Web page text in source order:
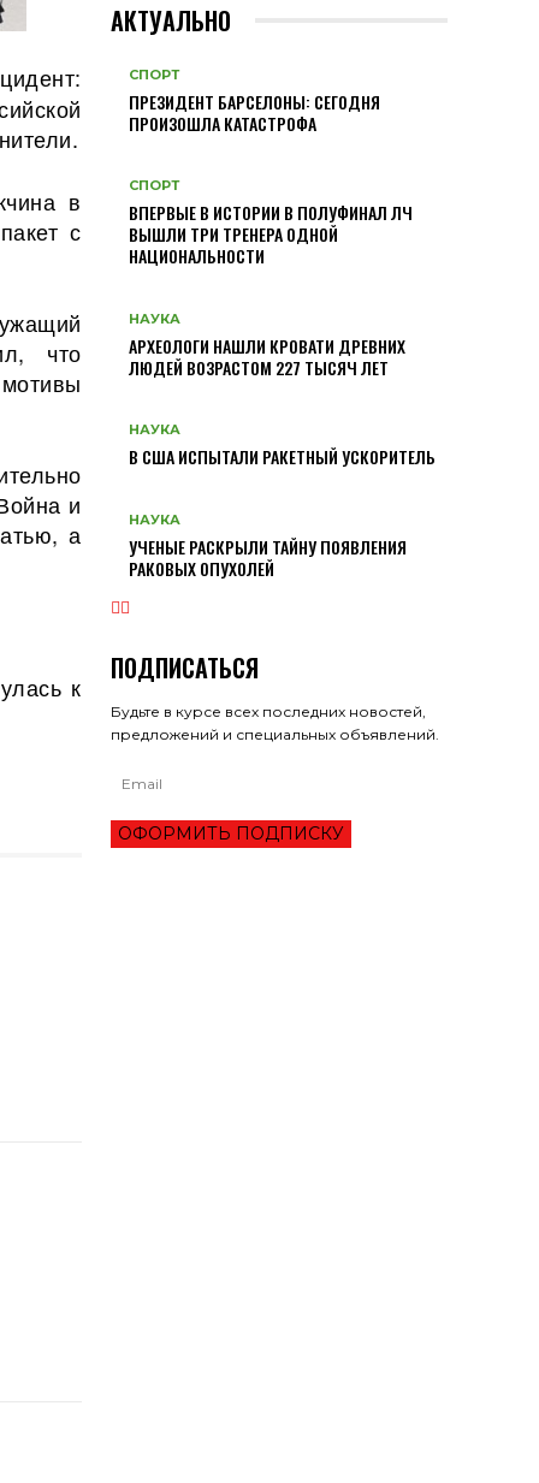
в
с
что
и
а
к
АКТУАЛЬНО
СПОРТ
ПРЕЗИДЕНТ БАРСЕЛОНЫ: СЕГОДНЯ
ПРОИЗОШЛА КАТАСТРОФА
СПОРТ
ВПЕРВЫЕ В ИСТОРИИ В ПОЛУФИНАЛ ЛЧ
ВЫШЛИ ТРИ ТРЕНЕРА ОДНОЙ
НАЦИОНАЛЬНОСТИ
НАУКА
АРХЕОЛОГИ НАШЛИ КРОВАТИ ДРЕВНИХ
ЛЮДЕЙ ВОЗРАСТОМ 227 ТЫСЯЧ ЛЕТ
НАУКА
В США ИСПЫТАЛИ РАКЕТНЫЙ УСКОРИТЕЛЬ
НАУКА
УЧЕНЫЕ РАСКРЫЛИ ТАЙНУ ПОЯВЛЕНИЯ
РАКОВЫХ ОПУХОЛЕЙ
ПОДПИСАТЬСЯ
Будьте в курсе всех последних новостей,
предложений и специальных объявлений.
ОФОРМИТЬ ПОДПИСКУ